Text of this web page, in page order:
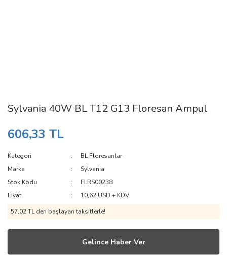
Sylvania 40W BL T12 G13 Floresan Ampul
606,33 TL
Kategori
BL Floresanlar
Marka
Sylvania
Stok Kodu
FLRS00238
Fiyat
10,62 USD + KDV
57,02 TL den başlayan taksitlerle!
Gelince Haber Ver